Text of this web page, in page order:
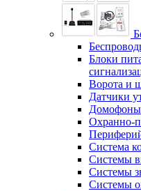
Блоки
Ворота и
Датчики
Домофоны
Охранно-
Система
Системы
Системы
Системы